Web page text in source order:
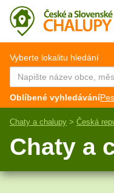
Vyberte lokalitu hledání
Oblíbené vyhledávání
Chaty a chalupy > Česká
Chaty a